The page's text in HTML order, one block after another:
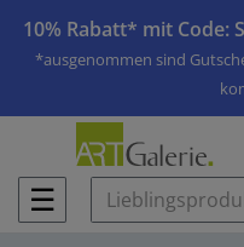
10% Rabatt* mit Code:
*ausgenommen sind
☰